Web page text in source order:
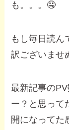
も。。。🤤
もし毎日読ん
訳ございませ
最新記事の
ー？と思って
開になってた